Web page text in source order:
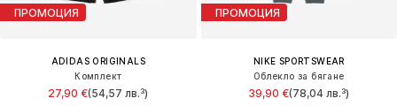
ПРОМОЦИЯ
ADIDAS ORIGINALS
Комплект
27,90 €(54,57 лв.³)
ПРОМОЦИЯ
NIKE SPORTSWEAR
Облекло за бягане
39,90 €(78,04 лв.³)